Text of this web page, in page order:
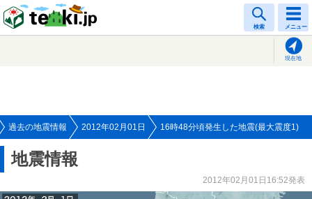
検索 メニュー
現在地
過去の地震情報 2012年02月01日 16時48分頃発生した地震(最大震度1)
地震情報
2012年02月01日16:52発表